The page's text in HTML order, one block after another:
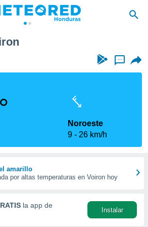
...
Noroeste
9
26 km/h
amarillo
por altas temperaturas en Voiron hoy
la app de
Instalar